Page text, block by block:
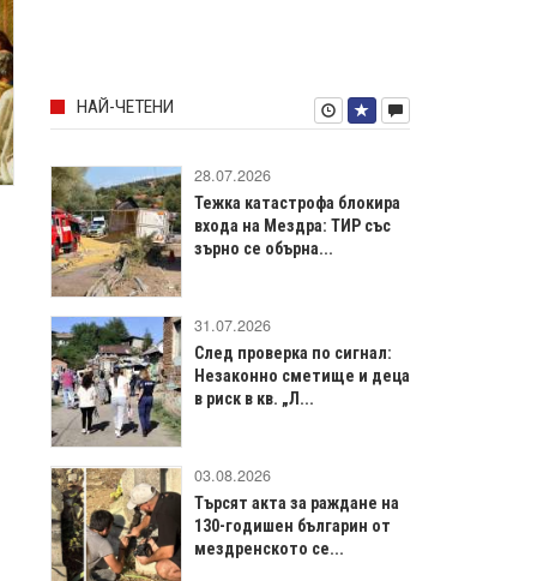
НАЙ-ЧЕТЕНИ
28.07.2026
Тежка катастрофа блокира
входа на Мездра: ТИР със
зърно се обърна...
31.07.2026
След проверка по сигнал:
Незаконно сметище и деца
в риск в кв. „Л...
03.08.2026
Търсят акта за раждане на
130-годишен българин от
мездренското се...